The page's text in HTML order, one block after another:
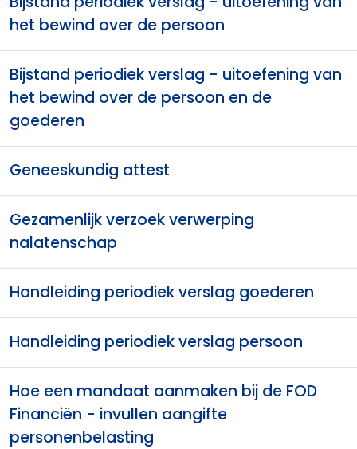
het bewind over de persoon
Bijstand periodiek verslag - uitoefening van
het bewind over de persoon en de
goederen
Geneeskundig attest
Gezamenlijk verzoek verwerping
nalatenschap
Handleiding periodiek verslag goederen
Handleiding periodiek verslag persoon
Hoe een mandaat aanmaken bij de FOD
Financiën - invullen aangifte
personenbelasting